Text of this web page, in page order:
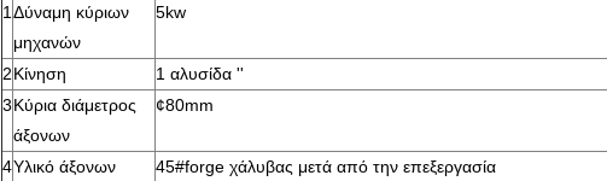
1Δύναμη κύριων
μηχανών
5kw
2Κίνηση
1 αλυσίδα ''
3Κύρια διάμετρος
άξονων
¢80mm
4Υλικό άξονων
45#forge χάλυβας μετά από την επεξεργασία